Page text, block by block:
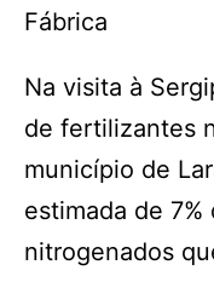
Fábrica
Na visita à
de fertilizantes
município de
estimada de
nitrogenados